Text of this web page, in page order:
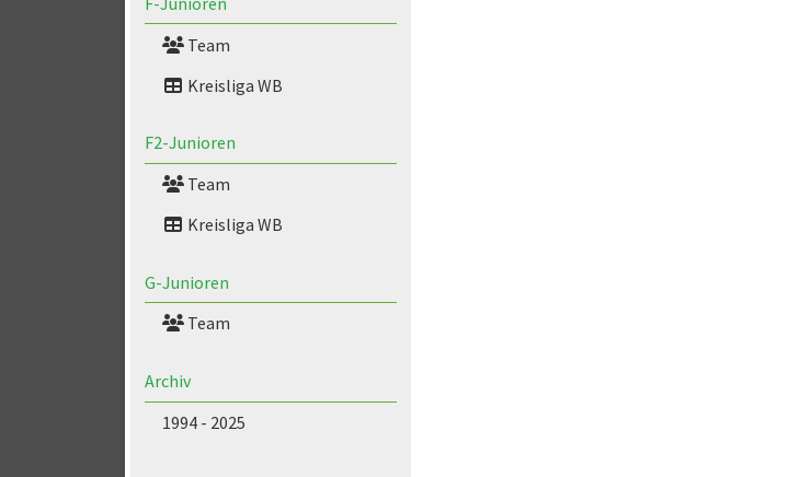
Team
Kreisliga WB
F2-Junioren
Team
Kreisliga WB
G-Junioren
Team
Archiv
1994 - 2025